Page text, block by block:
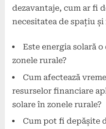
dezavantaje, cum ar fi
necesitatea de spațiu
Este energia solară
zonele rurale?
Cum afectează
resurselor financiare
solare în zonele rurale?
Cum pot fi depășite